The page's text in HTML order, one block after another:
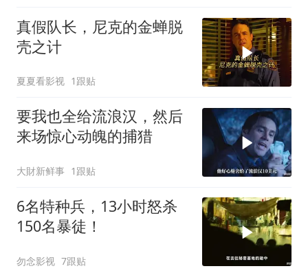
真假队长，尼克的金蝉脱
壳之计
夏夏看影视 1跟贴
要我也全给流浪汉，然后
来场惊心动魄的捕猎
大財新鲜事 1跟贴
6名特种兵，13小时怒杀
150名暴徒！
勿念影视 7跟贴